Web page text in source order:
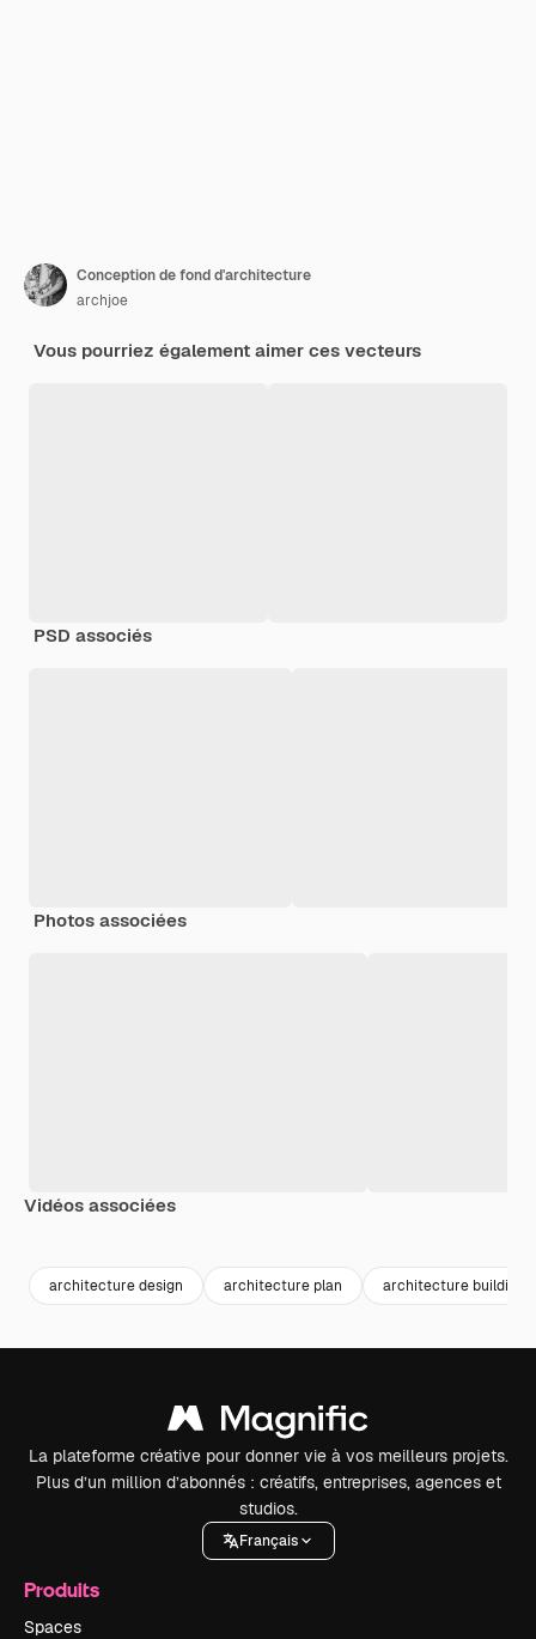
Conception de fond d'architecture
archjoe
Vous pourriez également aimer ces vecteurs
PSD associés
Photos associées
Vidéos associées
architecture design architecture plan architecture building
La plateforme créative pour donner vie à vos meilleurs projets.
Plus d’un million d’abonnés : créatifs, entreprises, agences et
studios.
Français
Produits
Spaces